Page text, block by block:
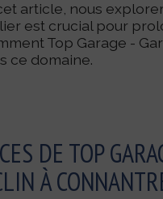
article, nous
est crucial pour
Top Garage -
ce domaine.
DE TOP
À